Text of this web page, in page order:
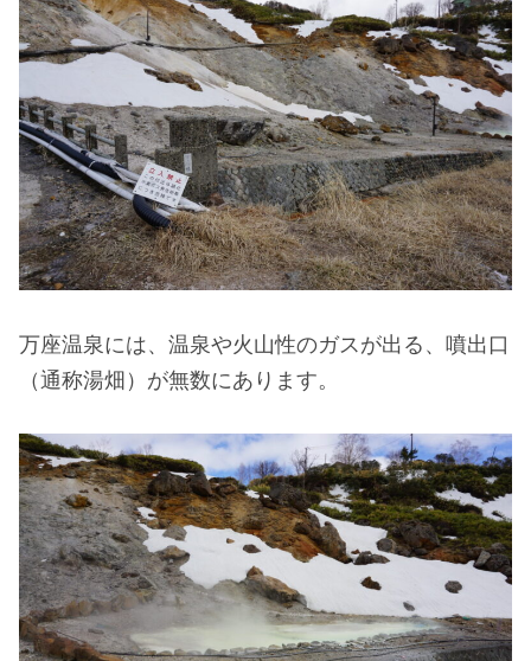
万座温泉には、温泉や火山性のガスが出る、噴出口
（通称湯畑）が無数にあります。